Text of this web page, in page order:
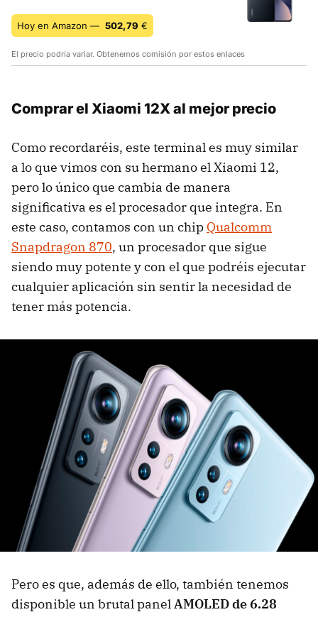
Hoy en Amazon — 502,79 €
El precio podría variar. Obtenemos comisión por estos enlaces
Comprar el Xiaomi 12X al mejor precio
Como recordaréis, este terminal es muy similar
a lo que vimos con su hermano el Xiaomi 12,
pero lo único que cambia de manera
significativa es el procesador que integra. En
este caso, contamos con un chip Qualcomm
Snapdragon 870, un procesador que sigue
siendo muy potente y con el que podréis ejecutar
cualquier aplicación sin sentir la necesidad de
tener más potencia.
Pero es que, además de ello, también tenemos
disponible un brutal panelAMOLED de 6.28